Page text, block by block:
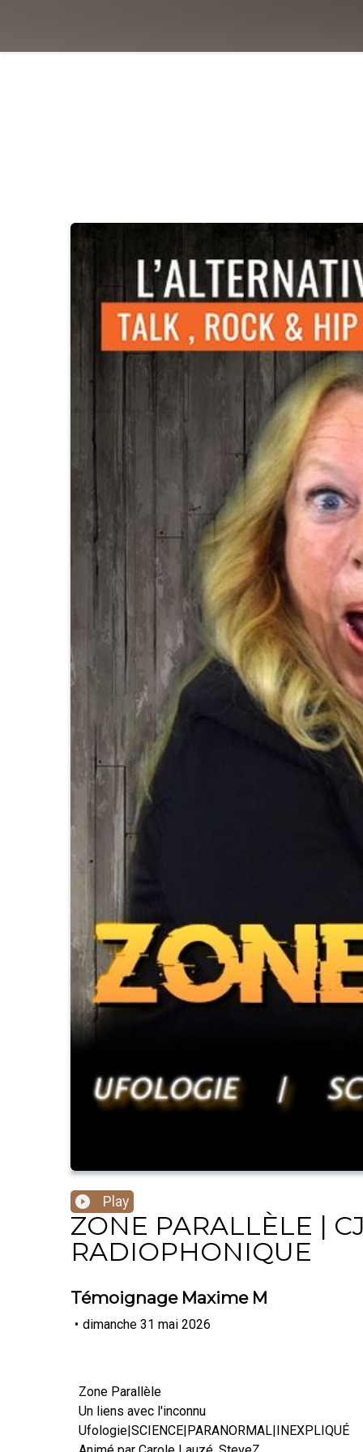
Play
ZONE PARALLÈLE |
RADIOPHONIQUE
Témoignage Maxime M
• dimanche 31 mai 2026
Zone Parallèle
Un liens avec l'inconnu
Ufologie|SCIENCE|PARANORMAL|INEXPLIQUÉ